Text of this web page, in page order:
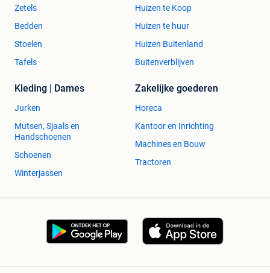
Zetels
Bedden
Stoelen
Tafels
Huizen te Koop
Huizen te huur
Huizen Buitenland
Buitenverblijven
Kleding | Dames
Jurken
Mutsen, Sjaals en
Handschoenen
Schoenen
Winterjassen
Zakelijke goederen
Horeca
Kantoor en Inrichting
Machines en Bouw
Tractoren